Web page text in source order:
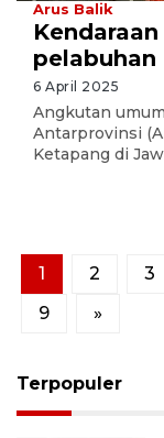
Arus Balik
6 April 2025
Angkutan
Antarprovinsi
Ketapang di
1 2 3
9
»
Terpopuler